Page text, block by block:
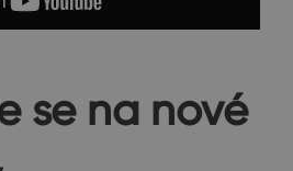
se na nové